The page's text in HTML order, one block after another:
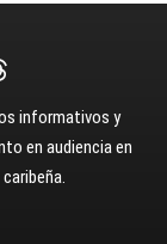
informativos y
en audiencia en